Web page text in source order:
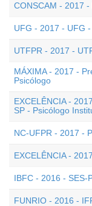
CONSCAM - 2017
UFG - 2017 - UFG
UTFPR - 2017 -
MÁXIMA - 2017 -
Psicólogo
EXCELÊNCIA -
SP - Psicólogo
NC-UFPR - 2017 -
EXCELÊNCIA -
IBFC - 2016 - SES-
FUNRIO - 2016 -